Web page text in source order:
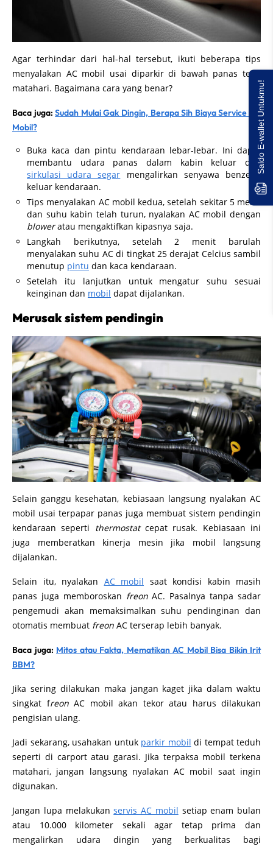
Agar terhindar dari hal-hal tersebut, ikuti beberapa tips
menyalakan AC mobil usai diparkir di bawah panas terik
matahari. Bagaimana cara yang benar?
Baca juga:Sudah Mulai Gak Dingin, Berapa Sih Biaya Service AC
Mobil?
Buka kaca dan pintu kendaraan lebar-lebar. Ini dapat
membantu udara panas dalam kabin keluar dan
sirkulasi udara segar mengalirkan senyawa benzena
keluar kendaraan.
Tips menyalakan AC mobil kedua, setelah sekitar 5 menit
dan suhu kabin telah turun, nyalakan AC mobil dengan
bloweratau mengaktifkan kipasnya saja.
Langkah berikutnya, setelah 2 menit barulah
menyalakan suhu AC di tingkat 25 derajat Celcius sambil
menutup pintu dan kaca kendaraan.
Setelah itu lanjutkan untuk mengatur suhu sesuai
keinginan dan mobil dapat dijalankan.
Merusak sistem pendingin
Selain ganggu kesehatan, kebiasaan langsung nyalakan AC
mobil usai terpapar panas juga membuat sistem pendingin
kendaraan seperti thermostatcepat rusak. Kebiasaan ini
juga memberatkan kinerja mesin jika mobil langsung
dijalankan.
Selain itu, nyalakan AC mobil saat kondisi kabin masih
panas juga memboroskan freonAC. Pasalnya tanpa sadar
pengemudi akan memaksimalkan suhu pendinginan dan
otomatis membuat freon AC terserap lebih banyak.
Baca juga: Mitos atau Fakta, Mematikan AC Mobil Bisa Bikin Irit
BBM?
Jika sering dilakukan maka jangan kaget jika dalam waktu
singkat freon AC mobil akan tekor atau harus dilakukan
pengisian ulang.
Jadi sekarang, usahakan untuk parkir mobil di tempat teduh
seperti di carport atau garasi. Jika terpaksa mobil terkena
matahari, jangan langsung nyalakan AC mobil saat ingin
digunakan.
Jangan lupa melakukanservis AC mobil setiap enam bulan
atau 10.000 kilometer sekali agar tetap prima dan
mengalirkan udara dingin yang berkualitas bagi
Saldo E-wallet Untukmu!